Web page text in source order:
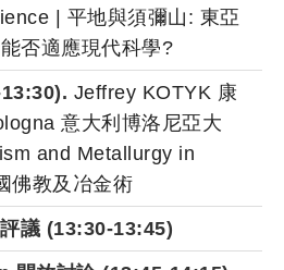
| 平地與須彌山: 東亞
否適應現代科學?
Jeffrey KOTYK 康
意大利博洛尼亞大
and Metallurgy in
佛教及冶金術
議 (13:30-13:45)